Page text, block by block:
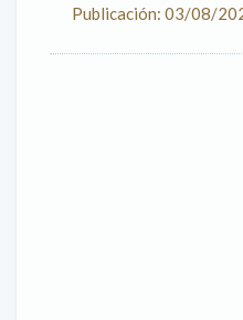
Publicación: 03/08/